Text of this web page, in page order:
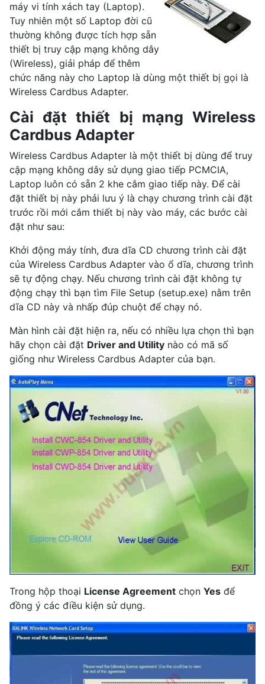
máy vi tính xách tay (Laptop).
Tuy nhiên một số Laptop đời cũ
thường không được tích hợp sẵn
thiết bị truy cập mạng không dây
(Wireless), giải pháp để thêm
chức năng này cho Laptop là dùng một thiết bị gọi là
Wireless Cardbus Adapter.
Cài đặt thiết bị mạng Wireless
Cardbus Adapter
Wireless Cardbus Adapter là một thiết bị dùng để truy
cập mạng không dây sử dụng giao tiếp PCMCIA,
Laptop luôn có sẵn 2 khe cắm giao tiếp này. Để cài
đặt thiết bị này phải lưu ý là chạy chương trình cài đặt
trước rồi mới cắm thiết bị này vào máy, các bước cài
đặt như sau:
Khởi động máy tính, đưa dĩa CD chương trình cài đặt
của Wireless Cardbus Adapter vào ổ dĩa, chương trình
sẽ tự động chạy. Nếu chương trình cài đặt không tự
động chạy thì bạn tìm File Setup (setup.exe) nằm trên
dĩa CD này và nhấp đúp chuột để chạy nó.
Màn hình cài đặt hiện ra, nếu có nhiều lựa chọn thì bạn
hãy chọn cài đặt Driver and Utility nào có mã số
giống như Wireless Cardbus Adapter của bạn.
Trong hộp thoại License Agreement chọn Yes để
đồng ý các điều kiện sử dụng.